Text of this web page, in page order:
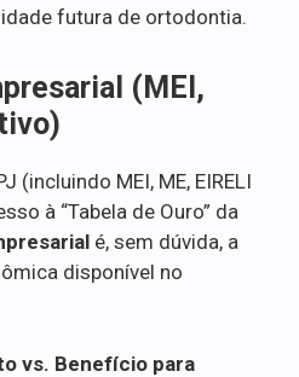
futura de ortodontia.
(MEI,
(incluindo MEI, ME, EIRELI
à “Tabela de Ouro” da
é, sem dúvida, a
disponível no
vs. Benefício para